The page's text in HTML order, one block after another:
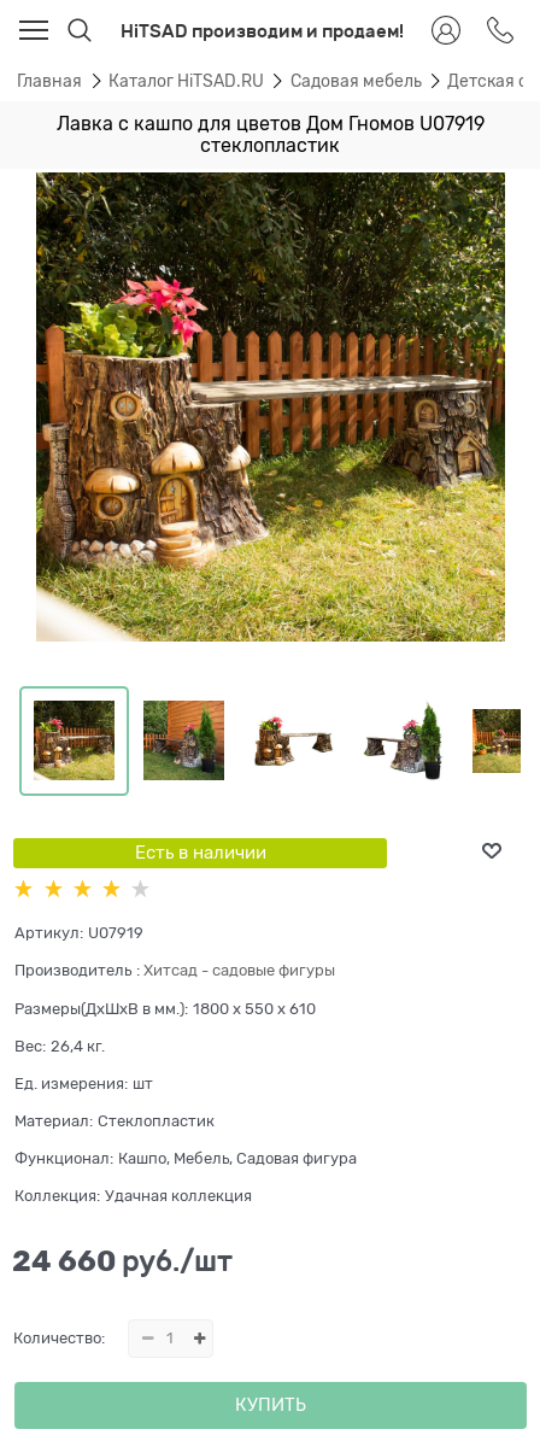
HiTSAD производим и продаем!
Главная Каталог HiTSAD.RU Садовая мебель Детская
Лавка с кашпо для цветов Дом Гномов U07919
стеклопластик
Есть в наличии
Артикул: U07919
Производитель : Хитсад - садовые фигуры
Размеры(ДхШхВ в мм.): 1800 x 550 x 610
Вес: 26,4 кг.
Ед. измерения: шт
Материал: Стеклопластик
Функционал: Кашпо, Мебель, Садовая фигура
Коллекция: Удачная коллекция
24 660 руб./шт
Количество:
КУПИТЬ